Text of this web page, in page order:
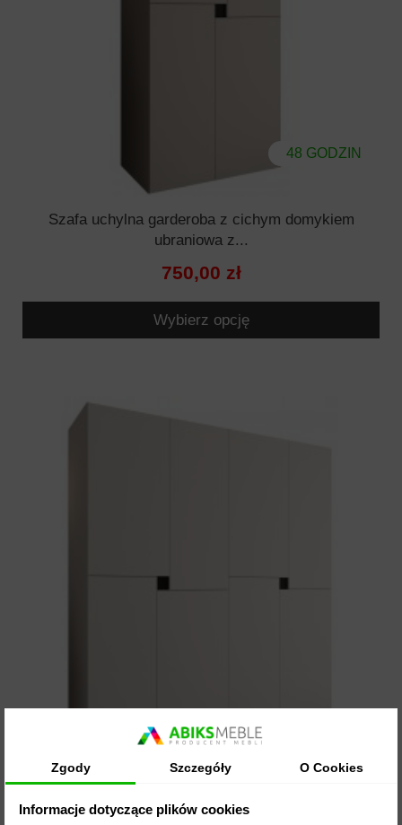
48 GODZIN
Szafa uchylna garderoba z cichym domykiem
ubraniowa z...
750,00 zł
Wybierz opcję
ubraniowa z...
Zgody Szczegóły O Cookies
Informacje dotyczące plików cookies